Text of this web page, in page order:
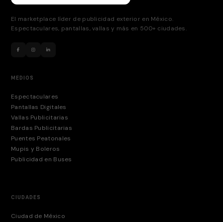
El marketplace líder de publicidad exterior en México.
Espectaculares, pantallas, vallas y más en 500+ ciudades.
MEDIOS
Espectaculares
Pantallas Digitales
Vallas Publicitarias
Bardas Publicitarias
Puentes Peatonales
Mupis y Boleros
Publicidad en Buses
CIUDADES
Ciudad de México